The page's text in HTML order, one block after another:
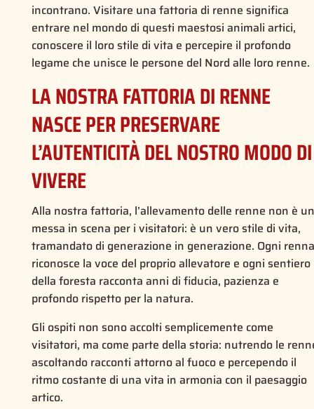
incontrano. Visitare una fattoria di renne significa
entrare nel mondo di questi maestosi animali artici,
conoscere il loro stile di vita e percepire il profondo
legame che unisce le persone del Nord alle loro renne.
LA NOSTRA FATTORIA DI RENNE
NASCE PER PRESERVARE
L’AUTENTICITÀ DEL NOSTRO MODO DI
VIVERE
Alla nostra fattoria, l’allevamento delle renne non è
messa in scena per i visitatori: è un vero stile di vita,
tramandato di generazione in generazione. Ogni renna
riconosce la voce del proprio allevatore e ogni sentiero
della foresta racconta anni di fiducia, pazienza e
profondo rispetto per la natura.
Gli ospiti non sono accolti semplicemente come
visitatori, ma come parte della storia: nutrendo le
ascoltando racconti attorno al fuoco e percependo il
ritmo costante di una vita in armonia con il paesaggio
artico.